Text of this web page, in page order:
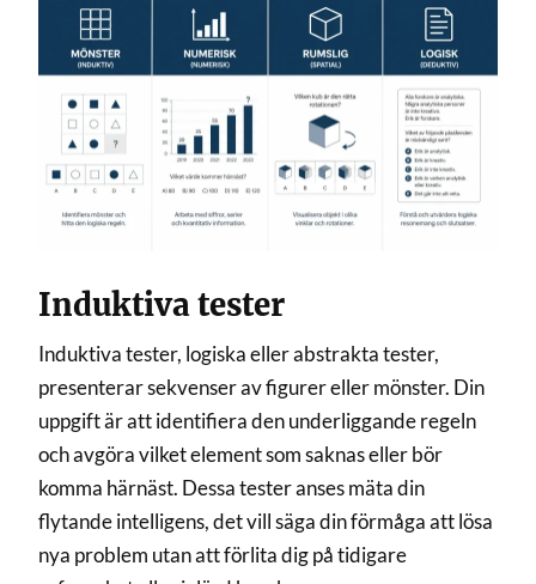
Induktiva tester
Induktiva tester, logiska eller abstrakta tester,
presenterar sekvenser av figurer eller mönster. Din
uppgift är att identifiera den underliggande regeln
och avgöra vilket element som saknas eller bör
komma härnäst. Dessa tester anses mäta din
flytande intelligens, det vill säga din förmåga att lösa
nya problem utan att förlita dig på tidigare